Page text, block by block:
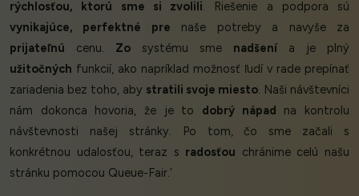
rýchlosťou, ktorú sme si zvolili . Riešenie a podpora sú
vynikajúce, perfektné pre naše potreby a navyše za
prijateľnú cenu. Zo systému sme nadšení a je plný
užitočných funkcií, ako napríklad možnosť ľudí v rade prepínať
zariadenia bez toho, aby stratili svoje miesto . Naši návštevníci
nám dokonca hovoria, že je to dobrý nápad na kontrolu
návštevnosti našej stránky. Po tom, čo sme začali s
konkrétnou udalosťou, teraz s radosťou chránime celú našu
stránku pomocou Queue-Fair.’